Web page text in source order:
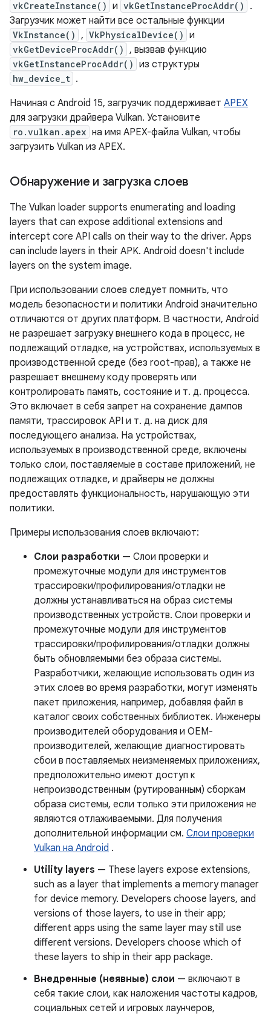
vkCreateInstance() и vkGetInstanceProcAddr()
.
Загрузчик может найти все остальные функции
VkInstance() , VkPhysicalDevice() и
vkGetDeviceProcAddr() , вызвав функцию
vkGetInstanceProcAddr() из структуры
hw_device_t .
Начиная с Android 15, загрузчик поддерживает APEX
для загрузки драйвера Vulkan. Установите
ro.vulkan.apex на имя APEX-файла Vulkan, чтобы
загрузить Vulkan из APEX.
Обнаружение и загрузка слоев
The Vulkan loader supports enumerating and loading
layers that can expose additional extensions and
intercept core API calls on their way to the driver. Apps
can include layers in their APK. Android doesn't include
layers on the system image.
При использовании слоев следует помнить, что
модель безопасности и политики Android значительно
отличаются от других платформ. В частности, Android
не разрешает загрузку внешнего кода в процесс, не
подлежащий отладке, на устройствах, используемых в
производственной среде (без root-прав), а также не
разрешает внешнему коду проверять или
контролировать память, состояние и т. д. процесса.
Это включает в себя запрет на сохранение дампов
памяти, трассировок API и т. д. на диск для
последующего анализа. На устройствах,
используемых в производственной среде, включены
только слои, поставляемые в составе приложений, не
подлежащих отладке, и драйверы не должны
предоставлять функциональность, нарушающую эти
политики.
Примеры использования слоев включают:
Слои разработки — Слои проверки и
промежуточные модули для инструментов
трассировки/профилирования/отладки не
должны устанавливаться на образ системы
производственных устройств. Слои проверки и
промежуточные модули для инструментов
трассировки/профилирования/отладки должны
быть обновляемыми без образа системы.
Разработчики, желающие использовать один из
этих слоев во время разработки, могут изменять
пакет приложения, например, добавляя файл в
каталог своих собственных библиотек. Инженеры
производителей оборудования и OEM-
производителей, желающие диагностировать
сбои в поставляемых неизменяемых приложениях,
предположительно имеют доступ к
непроизводственным (рутированным) сборкам
образа системы, если только эти приложения не
являются отлаживаемыми. Для получения
дополнительной информации см. Слои проверки
Vulkan на Android .
Utility layers — These layers expose extensions,
such as a layer that implements a memory manager
for device memory. Developers choose layers, and
versions of those layers, to use in their app;
different apps using the same layer may still use
different versions. Developers choose which of
these layers to ship in their app package.
Внедренные (неявные) слои — включают в
себя такие слои, как наложения частоты кадров,
социальных сетей и игровых лаунчеров,